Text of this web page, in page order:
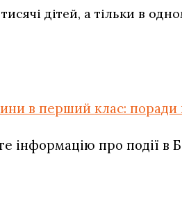
дітей, а тільки в
в перший клас: поради
інформацію про події в